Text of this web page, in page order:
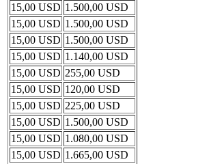
15,00 USD 1.500,00 USD
15,00 USD 1.500,00 USD
15,00 USD 1.500,00 USD
15,00 USD 1.140,00 USD
15,00 USD 255,00 USD
15,00 USD 120,00 USD
15,00 USD 225,00 USD
15,00 USD 1.500,00 USD
15,00 USD 1.080,00 USD
15,00 USD 1.665,00 USD